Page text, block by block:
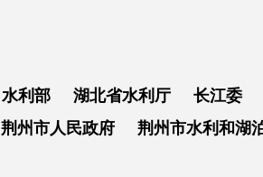
水利部 湖北省水利厅 长江委
荆州市人民政府
荆州市水利和湖